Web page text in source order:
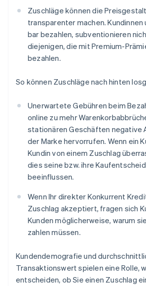
Zuschläge können die
transparenter machen. Kundinnen
bar bezahlen, subventionieren
diejenigen, die mit Premium-
bezahlen.
So können Zuschläge nach hinten
Unerwartete Gebühren beim
online zu mehr
stationären Geschäften negative
der Marke hervorrufen. Wenn ein
Kundin von einem Zuschlag
dies seine bzw. ihre
beeinflussen.
Wenn Ihr direkter Konkurrent
Zuschlag akzeptiert, fragen sich
Kunden möglicherweise, warum
zahlen müssen.
Kundendemografie und
Transaktionswert spielen eine Rolle,
entscheiden, ob Sie einen Zuschlag